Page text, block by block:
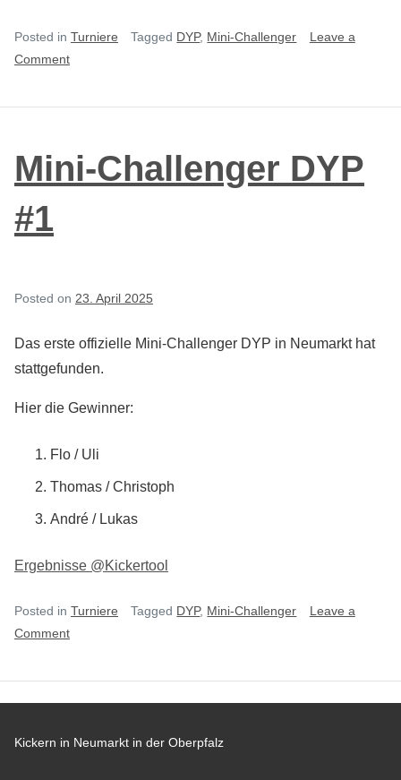
Posted in Turniere Tagged DYP, Mini-Challenger
Leave a
Commenton
Mini-Challenger DYP
#1
Posted on 23. April 2025
Das erste offizielle Mini-Challenger DYP in Neumarkt hat
stattgefunden.
Hier die Gewinner:
Flo / Uli
Thomas / Christoph
André / Lukas
Ergebnisse @Kickertool
Posted in Turniere Tagged DYP, Mini-Challenger
Leave a
Commenton
Kickern in Neumarkt in der Oberpfalz